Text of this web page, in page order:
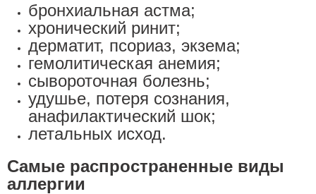
бронхиальная астма;
хронический ринит;
дерматит, псориаз, экзема;
гемолитическая анемия;
сывороточная болезнь;
удушье, потеря сознания,
анафилактический шок;
летальных исход.
Самые распространенные виды
аллергии